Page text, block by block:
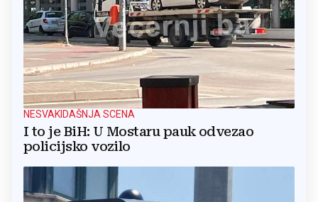
NESVAKIDAŠNJA SCENA
I to je BiH: U Mostaru pauk odvezao
policijsko vozilo